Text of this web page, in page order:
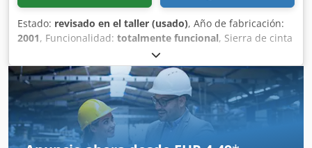
Estado: revisado en el taller (usado), Año de fabricación:
2001, Funcionalidad: totalmente funcional, Sierra de cinta
automática con arco, movimiento de la mordaza y avance
del material mediante control hidráulico. Movimiento
automático rápido del arco hacia arriba y hacia abajo,
controlado por un palpador. Avance descendente con
ajuste infinitesimal. Control CNC para todas las funciones
de la máquina y posibilidad de almacenar hasta 99
programas de corte. (Modelo TOUCH con pantalla táctil de